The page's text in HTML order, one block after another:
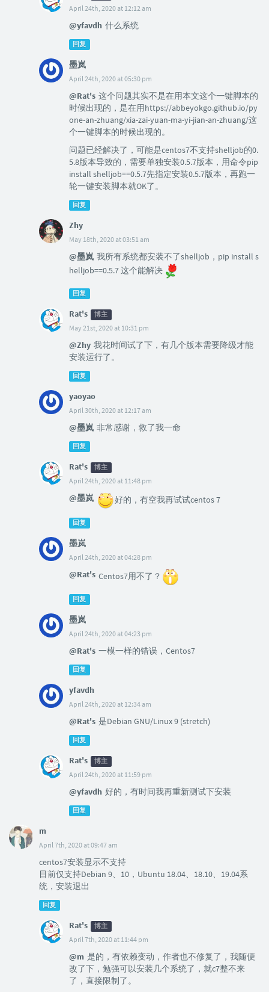
April 24th, 2020 at 12:12 am
@yfavdh 什么系统
回复
墨岚
April 24th, 2020 at 05:30 pm
@Rat's 这个问题其实不是在用本文这个一键脚本的
时候出现的，是在用https://abbeyokgo.github.io/py
one-an-zhuang/xia-zai-yuan-ma-yi-jian-an-zhuang/这
个一键脚本的时候出现的。
问题已经解决了，可能是centos7不支持shelljob的0.
5.8版本导致的，需要单独安装0.5.7版本，用命令pip
install shelljob==0.5.7先指定安装0.5.7版本，再跑一
轮一键安装脚本就OK了。
回复
Zhy
May 18th, 2020 at 03:51 am
@墨岚 我所有系统都安装不了shelljob，pip install s
helljob==0.5.7 这个能解决
回复
Rat's 博主
May 21st, 2020 at 10:31 pm
@Zhy 我花时间试了下，有几个版本需要降级才能
安装运行了。
回复
yaoyao
April 30th, 2020 at 12:17 am
@墨岚 非常感谢，救了我一命
回复
Rat's 博主
April 24th, 2020 at 11:48 pm
@墨岚 好的，有空我再试试centos 7
回复
墨岚
April 24th, 2020 at 04:28 pm
@Rat's Centos7用不了？
回复
墨岚
April 24th, 2020 at 04:23 pm
@Rat's 一模一样的错误，Centos7
回复
yfavdh
April 24th, 2020 at 12:34 am
@Rat's 是Debian GNU/Linux 9 (stretch)
回复
Rat's 博主
April 24th, 2020 at 11:59 pm
@yfavdh 好的，有时间我再重新测试下安装
回复
m
April 7th, 2020 at 09:47 am
centos7安装显示不支持
目前仅支持Debian 9、10，Ubuntu 18.04、18.10、19.04系
统，安装退出
回复
Rat's 博主
April 7th, 2020 at 11:44 pm
@m 是的，有依赖变动，作者也不修复了，我随便
改了下，勉强可以安装几个系统了，就c7整不来
了，直接限制了。